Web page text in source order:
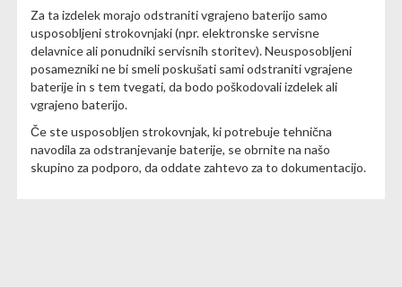
Za ta izdelek morajo odstraniti vgrajeno baterijo samo
usposobljeni strokovnjaki (npr. elektronske servisne
delavnice ali ponudniki servisnih storitev). Neusposobljeni
posamezniki ne bi smeli poskušati sami odstraniti vgrajene
baterije in s tem tvegati, da bodo poškodovali izdelek ali
vgrajeno baterijo.
Če ste usposobljen strokovnjak, ki potrebuje tehnična
navodila za odstranjevanje baterije, se obrnite na našo
skupino za podporo, da oddate zahtevo za to dokumentacijo.